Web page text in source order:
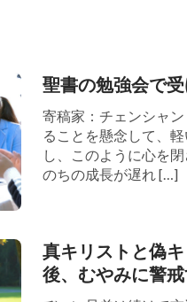
ちまでいるのよ。そ
顕現と働きについ
けど、どうして彼
ら？ そんな行動を
ったのよ。『こころ
イによる福音書5章3
でおられることは明
とがあれば、私たち
聖書の勉強会で
寄稿家：チェンシャ
ることを懸念して、
し、このように心を
のちの成長が遅れ […]
真キリストと偽
後、むやみに警